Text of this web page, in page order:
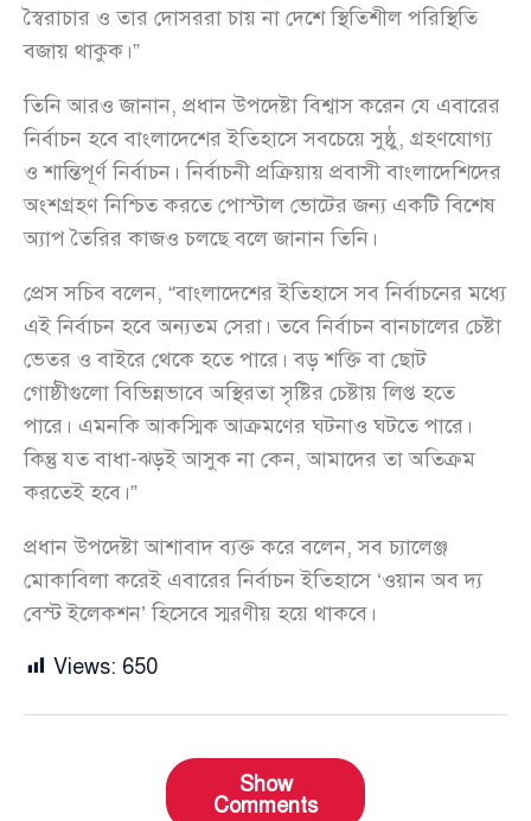
স্বৈরাচার ও তার দোসররা চায় না দেশে স্থিতিশীল পরিস্থিতি
বজায় থাকুক।”
তিনি আরও জানান, প্রধান উপদেষ্টা বিশ্বাস করেন যে এবারের
নির্বাচন হবে বাংলাদেশের ইতিহাসে সবচেয়ে সুষ্ঠু, গ্রহণযোগ্য
ও শান্তিপূর্ণ নির্বাচন। নির্বাচনী প্রক্রিয়ায় প্রবাসী বাংলাদেশিদের
অংশগ্রহণ নিশ্চিত করতে পোস্টাল ভোটের জন্য একটি বিশেষ
অ্যাপ তৈরির কাজও চলছে বলে জানান তিনি।
প্রেস সচিব বলেন, “বাংলাদেশের ইতিহাসে সব নির্বাচনের মধ্যে
এই নির্বাচন হবে অন্যতম সেরা। তবে নির্বাচন বানচালের চেষ্টা
ভেতর ও বাইরে থেকে হতে পারে। বড় শক্তি বা ছোট
গোষ্ঠীগুলো বিভিন্নভাবে অস্থিরতা সৃষ্টির চেষ্টায় লিপ্ত হতে
পারে। এমনকি আকস্মিক আক্রমণের ঘটনাও ঘটতে পারে।
কিন্তু যত বাধা-ঝড়ই আসুক না কেন, আমাদের তা অতিক্রম
করতেই হবে।”
প্রধান উপদেষ্টা আশাবাদ ব্যক্ত করে বলেন, সব চ্যালেঞ্জ
মোকাবিলা করেই এবারের নির্বাচন ইতিহাসে ‘ওয়ান অব দ্য
বেস্ট ইলেকশন’ হিসেবে স্মরণীয় হয়ে থাকবে।
Views: 650
Show
Comments